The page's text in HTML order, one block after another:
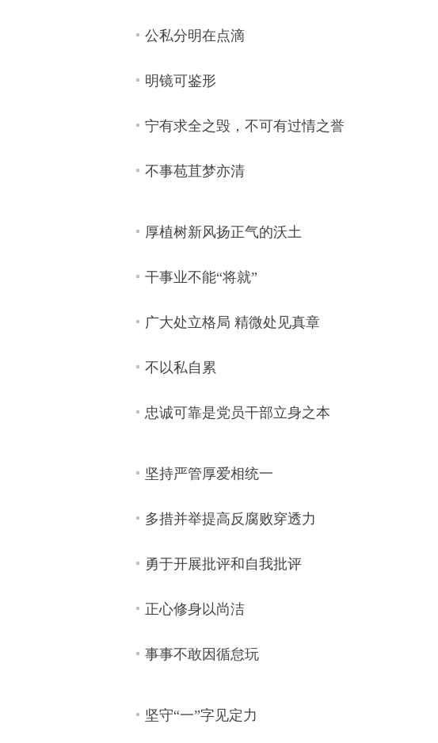
公私分明在点滴
明镜可鉴形
宁有求全之毁，不可有过情之誉
不事苞苴梦亦清
厚植树新风扬正气的沃土
干事业不能“将就”
广大处立格局 精微处见真章
不以私自累
忠诚可靠是党员干部立身之本
坚持严管厚爱相统一
多措并举提高反腐败穿透力
勇于开展批评和自我批评
正心修身以尚洁
事事不敢因循怠玩
坚守“一”字见定力